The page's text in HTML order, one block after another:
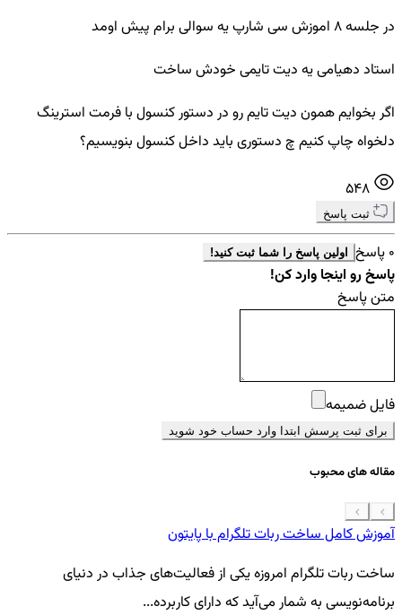
در جلسه ۸ اموزش سی شارپ یه سوالی برام پیش اومد
استاد دهیامی یه دیت تایمی خودش ساخت
اگر بخوایم همون دیت تایم رو در دستور کنسول با فرمت استرینگ
دلخواه چاپ کنیم چ دستوری باید داخل کنسول بنویسیم؟
ثبت پاسخ
0 پاسخ اولین پاسخ را شما ثبت کنید!
پاسخ رو اینجا وارد کن!
متن پاسخ
فایل ضمیمه
برای ثبت پرسش ابتدا وارد حساب خود شوید
مقاله های محبوب
آموزش کامل ساخت ربات تلگرام با پایتون
ساخت ربات تلگرام امروزه یکی از فعالیت‌های جذاب در دنیای
برنامه‌نویسی به شمار می‌آید که دارای کاربرده...